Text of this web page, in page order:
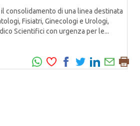
il consolidamento di una linea destinata
Fisiatri, Ginecologi e Urologi,
Scientifici con urgenza per le...